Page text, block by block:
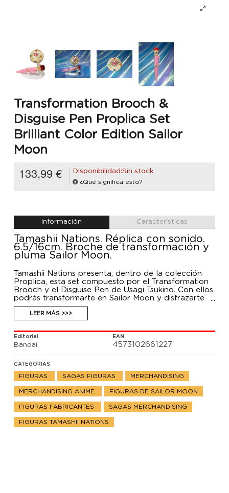
Transformation Brooch &
Disguise Pen Proplica Set
Brilliant Color Edition Sailor
Moon
133,99 € Disponibilidad:Sin stock
¿Qué significa esto?
Información Características
Tamashii Nations. Réplica con sonido.
6.5/16cm. Broche de transformación y
pluma Sailor Moon.
Tamashii Nations presenta, dentro de la colección
Proplica, esta set compuesto por el Transformation
Brooch y el Disguise Pen de Usagi Tsukino. Con ellos
podrás transformarte en Sailor Moon y disfrazarte
de cualquier persona que quieras. El Broche de
Transformación mide 6,5 cm. y la Pluma mide 16 cm.
LEER MÁS >>>
Editorial
Bandai
EAN
4573102661227
CATEGORIAS
FIGURAS SAGAS FIGURAS MERCHANDISING
MERCHANDISING ANIME FIGURAS DE SAILOR MOON
FIGURAS FABRICANTES SAGAS MERCHANDISING
FIGURAS TAMASHII NATIONS